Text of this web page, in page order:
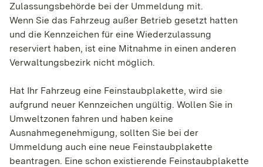
Zulassungsbehörde bei der Ummeldung mit.
Wenn Sie das Fahrzeug außer Betrieb gesetzt hatten
und die Kennzeichen für eine Wiederzulassung
reserviert haben, ist eine Mitnahme in einen anderen
Verwaltungsbezirk nicht möglich.
Hat Ihr Fahrzeug eine Feinstaubplakette, wird sie
aufgrund neuer Kennzeichen ungültig. Wollen Sie in
Umweltzonen fahren und haben keine
Ausnahmegenehmigung, sollten Sie bei der
Ummeldung auch eine neue Feinstaubplakette
beantragen. Eine schon existierende Feinstaubplakette